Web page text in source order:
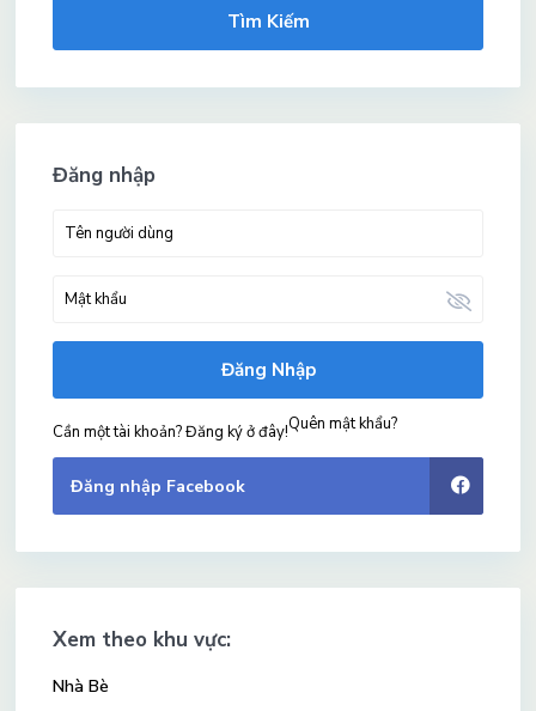
Tìm Kiếm
Đăng nhập
Đăng Nhập
Cần một tài khoản? Đăng ký ở đây!Quên mật khẩu?
Đăng nhập Facebook
Xem theo khu vực:
Nhà Bè